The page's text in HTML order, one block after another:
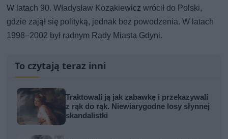
W latach 90. Władysław Kozakiewicz wrócił do Polski,
gdzie zajął się polityką, jednak bez powodzenia. W latach
1998–2002 był radnym Rady Miasta Gdyni.
To czytają teraz inni
Traktowali ją jak zabawkę i przekazywali
z rąk do rąk. Niewiarygodne losy słynnej
skandalistki